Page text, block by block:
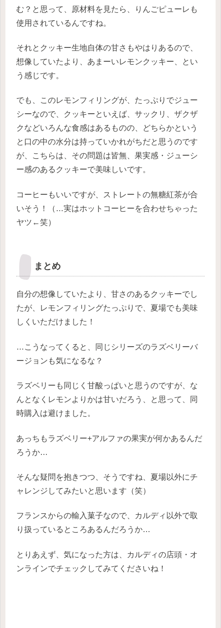
む？と思って、原材料を見たら、りんごピューレも
使用されているんですね。
それとクッキー生地自体の甘さもやはりあるので、
想像していたより、あまーいレモンクッキー、とい
う感じです。
でも、このレモンフィリングが、たっぷりでジュー
シーなので、クッキーといえば、サックリ、ザクザ
クなどいろんな食感はあるものの、どちらかという
と口の中の水分は持っていかれがちだと思うのです
が、こちらは、その問題は皆無、果実感・ジューシ
ー感のあるクッキーで美味しいです。
コーヒーもいいですが、ストレートの無糖紅茶が合
いそう！（…実はホットコーヒーを合わせちゃった
ヤツ←笑）
まとめ
自分の想像していたより、甘さのあるクッキーでし
たが、レモンフィリングたっぷりで、夏場でも美味
しくいただけました！
…こうなってくると、同じシリーズのラズベリーバ
ージョンも気になるな？
ラズベリーも同じく甘酸っぱいと思うのですが、な
んとなくレモンよりかは甘いだろう、と思って、同
時購入は避けました。
あっちもラズベリー+アルファの果実が何かあるんだ
ろうか…
そんな疑問を抱きつつ、そうですね、夏場以外にチ
ャレンジしてみたいと思います（笑）
フランスからの輸入菓子なので、カルディ以外で取
り扱っているところあるんだろうか…
とりあえず、気になった方は、カルディの店頭・オ
ンラインでチェックしてみてくださいね！